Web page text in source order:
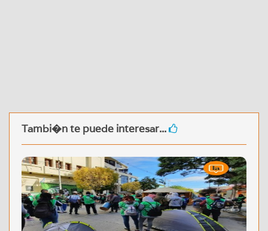
Tambi�n te puede interesar...